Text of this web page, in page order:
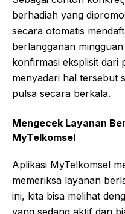
berhadiah yang
secara otomatis
berlangganan
konfirmasi eksplisit dari
menyadari hal tersebut
pulsa secara berkala.
Mengecek Layanan
MyTelkomsel
Aplikasi MyTelkomsel
memeriksa layanan
ini, kita bisa melihat
yang sedang aktif dan